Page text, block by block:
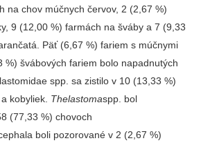
na chov múčnych červov, 2 (2,67 %)
9 (12,00 %) farmách na šváby a 7 (9,33
Päť (6,67 %) fariem s múčnymi
%) švábových fariem bolo napadnutých
spp. sa zistilo v 10 (13,33 %)
kobyliek. Thelastomaspp. bol
(77,33 %) chovoch
boli pozorované v 2 (2,67 %)